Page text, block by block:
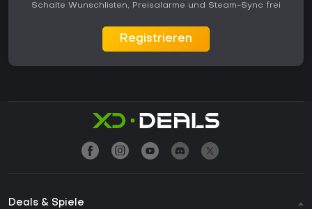
Schalte Wunschlisten, Preisalarme und Steam-Sync frei
Registrieren
Deals & Spiele